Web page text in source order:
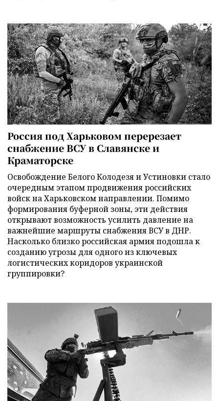
Россия под Харьковом перерезает
снабжение ВСУ в Славянске и
Краматорске
Освобождение Белого Колодезя и Устиновки стало
очередным этапом продвижения российских
войск на Харьковском направлении. Помимо
формирования буферной зоны, эти действия
открывают возможность усилить давление на
важнейшие маршруты снабжения ВСУ в ДНР.
Насколько близко российская армия подошла к
созданию угрозы для одного из ключевых
логистических коридоров украинской
группировки?